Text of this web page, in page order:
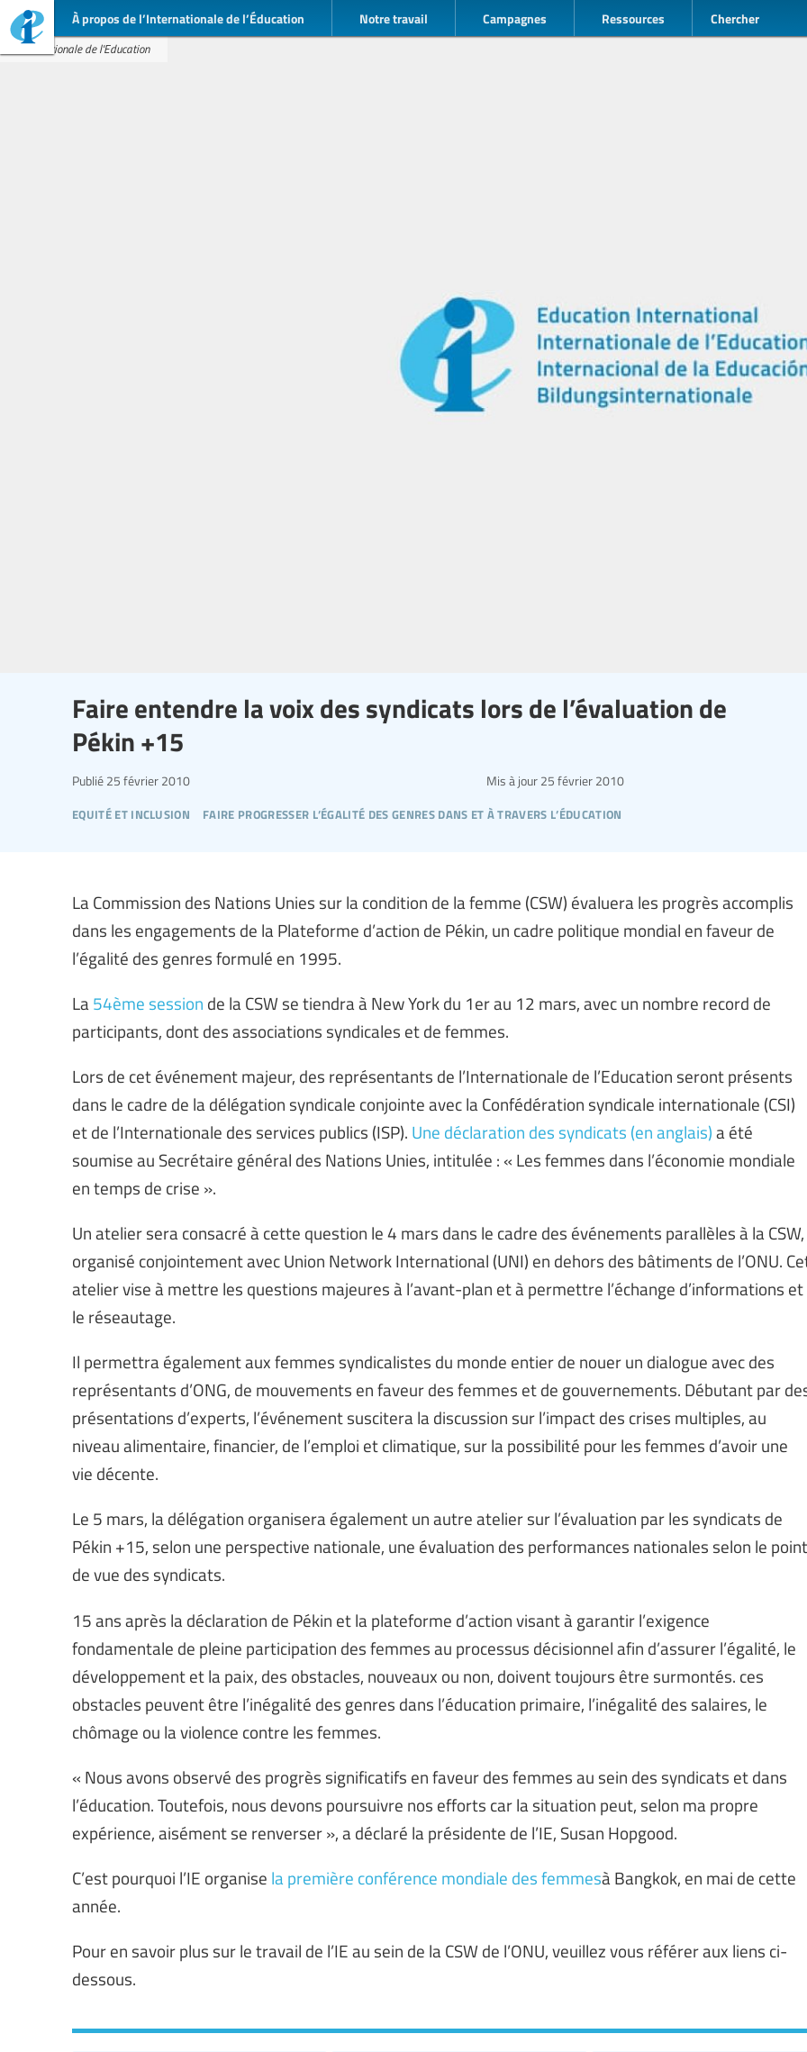
À propos de l’Internationale de l’Éducation Notre travail Campagnes Ressources Chercher
Internationale de l'Education
Faire entendre la voix des syndicats lors de l’évaluation de
Pékin +15
equité et inclusion faire progresser l’égalité des genres dans et à travers l’éducation
Publié 25 février 2010 Mis à jour 25 février 2010
La Commission des Nations Unies sur la condition de la femme (CSW) évaluera les progrès accomplis
dans les engagements de la Plateforme d’action de Pékin, un cadre politique mondial en faveur de
l’égalité des genres formulé en 1995.
La 54ème session de la CSW se tiendra à New York du 1er au 12 mars, avec un nombre record de
participants, dont des associations syndicales et de femmes.
Lors de cet événement majeur, des représentants de l’Internationale de l’Education seront présents
dans le cadre de la délégation syndicale conjointe avec la Confédération syndicale internationale (CSI)
et de l’Internationale des services publics (ISP). Une déclaration des syndicats (en anglais)a été
soumise au Secrétaire général des Nations Unies, intitulée : « Les femmes dans l’économie mondiale
en temps de crise ».
Un atelier sera consacré à cette question le 4 mars dans le cadre des événements parallèles à la CSW,
organisé conjointement avec Union Network International (UNI) en dehors des bâtiments de l’ONU.
atelier vise à mettre les questions majeures à l’avant-plan et à permettre l’échange d’informations et
le réseautage.
Il permettra également aux femmes syndicalistes du monde entier de nouer un dialogue avec des
représentants d’ONG, de mouvements en faveur des femmes et de gouvernements. Débutant par
présentations d’experts, l’événement suscitera la discussion sur l’impact des crises multiples, au
niveau alimentaire, financier, de l’emploi et climatique, sur la possibilité pour les femmes d’avoir une
vie décente.
Le 5 mars, la délégation organisera également un autre atelier sur l’évaluation par les syndicats de
Pékin +15, selon une perspective nationale, une évaluation des performances nationales selon le point
de vue des syndicats.
15 ans après la déclaration de Pékin et la plateforme d’action visant à garantir l’exigence
fondamentale de pleine participation des femmes au processus décisionnel afin d’assurer l’égalité, le
développement et la paix, des obstacles, nouveaux ou non, doivent toujours être surmontés. ces
obstacles peuvent être l’inégalité des genres dans l’éducation primaire, l’inégalité des salaires, le
chômage ou la violence contre les femmes.
« Nous avons observé des progrès significatifs en faveur des femmes au sein des syndicats et dans
l’éducation. Toutefois, nous devons poursuivre nos efforts car la situation peut, selon ma propre
expérience, aisément se renverser », a déclaré la présidente de l’IE, Susan Hopgood.
C’est pourquoi l’IE organise la première conférence mondiale des femmesà Bangkok, en mai de cette
année.
Pour en savoir plus sur le travail de l’IE au sein de la CSW de l’ONU, veuillez vous référer aux liens ci-
dessous.